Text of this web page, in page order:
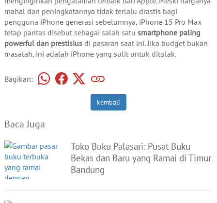
mahal dan peningkatannya tidak terlalu drastis bagi
pengguna iPhone generasi sebelumnya, iPhone 15 Pro Max
tetap pantas disebut sebagai salah satu smartphone paling
powerful dan prestisiusdi pasaran saat ini. Jika budget bukan
masalah, ini adalah iPhone yang sulit untuk ditolak.
Bagikan:
kembali
Baca Juga
Toko Buku Palasari: Pusat Buku
Bekas dan Baru yang Ramai di Timur
Bandung